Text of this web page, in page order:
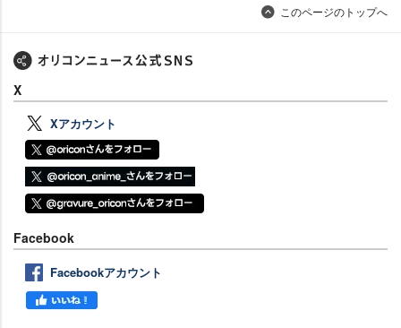
このページのトップへ
X
Xアカウント
Facebook
Facebookアカウント